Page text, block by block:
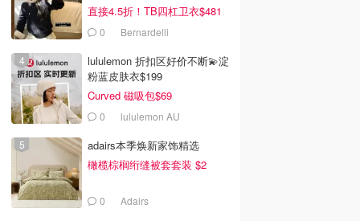
直接4.5折！TB四杠卫衣$481
0 Bernardelli
lululemon 折扣区好价不断💫淀
粉蓝皮肤衣$199
Curved 磁吸包$69
0 lululemon AU
adairs本季焕新家饰精选
橄榄棕榈绗缝被套套装 $2
0 Adairs